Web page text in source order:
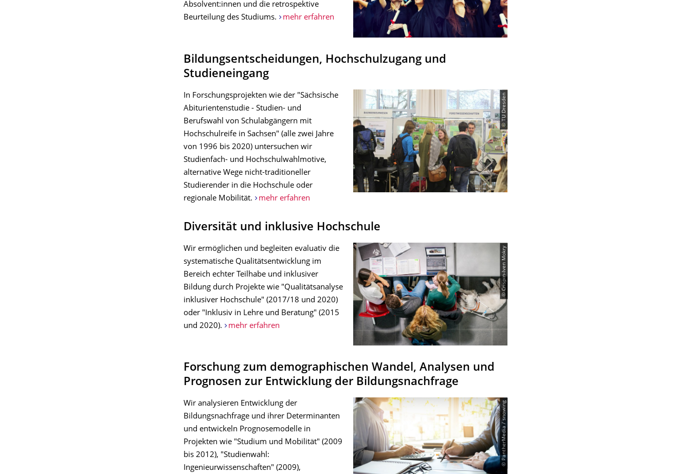
Absolvent:innen und die retrospektive
Beurteilung des Studiums.
mehr erfahren
Bildungsentscheidungen, Hochschulzugang und
Studieneingang
© TU Dresden
In Forschungsprojekten wie der "Sächsische
Abiturientenstudie - Studien- und
Berufswahl von Schulabgängern mit
Hochschulreife in Sachsen" (alle zwei Jahre
von 1996 bis 2020) untersuchen wir
Studienfach- und Hochschulwahlmotive,
alternative Wege nicht-traditioneller
Studierender in die Hochschule oder
regionale Mobilität.
mehr erfahren
Diversität und inklusive Hochschule
© Crispin-Iven Mokry
Wir ermöglichen und begleiten evaluativ die
systematische Qualitätsentwicklung im
Bereich echter Teilhabe und inklusiver
Bildung durch Projekte wie "Qualitätsanalyse
inklusiver Hochschule" (2017/18 und 2020)
oder "Inklusiv in Lehre und Beratung" (2015
und 2020).
mehr erfahren
Forschung zum demographischen Wandel, Analysen und
Prognosen zur Entwicklung der Bildungsnachfrage
© PantherMedia / snowing
Wir analysieren Entwicklung der
Bildungsnachfrage und ihrer Determinanten
und entwickeln Prognosemodelle in
Projekten wie "Studium und Mobilität" (2009
bis 2012), "Studienwahl:
Ingenieurwissenschaften" (2009),